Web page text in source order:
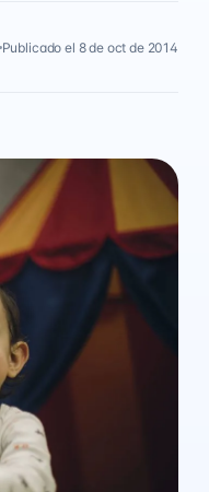
Publicado el 8 de oct de 2014